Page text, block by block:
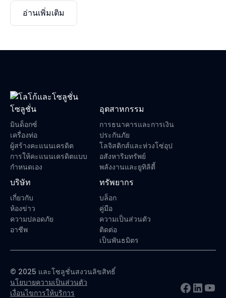
แปลงเอกสารนี้เป็นดิจิทัลได้หรือไม่?”ในขณะที่ IDP ตอบว่า
“เราสามารถไว้วางใจ ตรวจสอบความถูกต้อง และทำให้
อ่านเพิ่มเติม
โซลูชั่น
มินด็อกซ์
เครื่องท่อ
ผู้สร้างคะแนนเครดิต
การให้คะแนนเครดิตแบบ
กำหนดเอง
อุตสาหกรรม
การธนาคารและการเงิน
ประกันภัย
โลจิสติกส์และห่วงโซ่อุป
อสังหาริมทรัพย์
พลังงานและยูทิลิตี้
บริษัท
เกี่ยวกับ
ห้องข่าว
ความปลอดภัย
อาชีพ
ทรัพยากร
บล็อก
คู่มือ
ความเป็นส่วนตัว
ติดต่อ
เป็นพันธมิตร
© 2025 และโซลูชั่นสงวนลิขสิทธิ์
นโยบายความเป็นส่วนตัว
เงื่อนไขการให้บริการ